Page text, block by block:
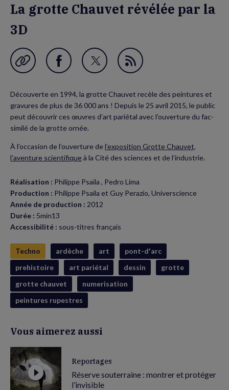
La grotte Chauvet révélée par la
3D
Garder en favori
Partager
Facebook
(nouvelle
fenêtre)
Partager
Twitter
(nouvelle
Flux
Découverte en 1994, la grotte Chauvet recèle des peintures et
gravures de plus de 36 000 ans ! Depuis le 25 avril 2015, le public
peut découvrir ces œuvres d’art pariétal avec l’ouverture du fac-
similé de la grotte ornée.
À l’occasion de l’ouverture del’exposition Grotte Chauvet,
l'aventure scientifiqueà la Cité des sciences et de l’industrie.
Réalisation : Philippe Psaïla , Pedro Lima
Production : Philippe Psaïla et Guy Perazio, Universcience
Année de production : 2012
Durée : 5min13
Accessibilité : sous-titres français
Techno ardèche art
pont-d'arc
prehistoire
art pariétal dessin
grotte
grotte chauvet
numerisation
peintures rupestres
Vous aimerez aussi
Reportages
Réserve souterraine : montrer et protéger
l’invisible